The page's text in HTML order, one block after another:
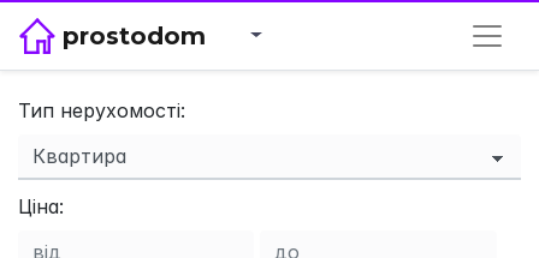
prostodom
Тип нерухомості:
Ціна:
×